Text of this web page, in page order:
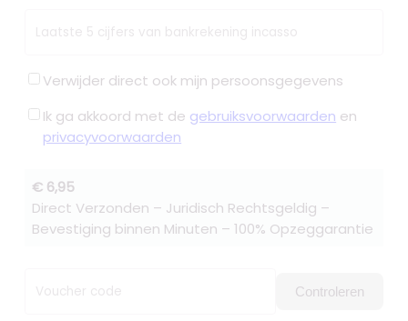
Laatste 5 cijfers van bankrekening incasso
Verwijder direct ook mijn persoonsgegevens
Ik ga akkoord met de gebruiksvoorwaarden en
privacyvoorwaarden
€ 6,95
Direct Verzonden – Juridisch Rechtsgeldig –
Bevestiging binnen Minuten – 100% Opzeggarantie
Voucher code Controleren